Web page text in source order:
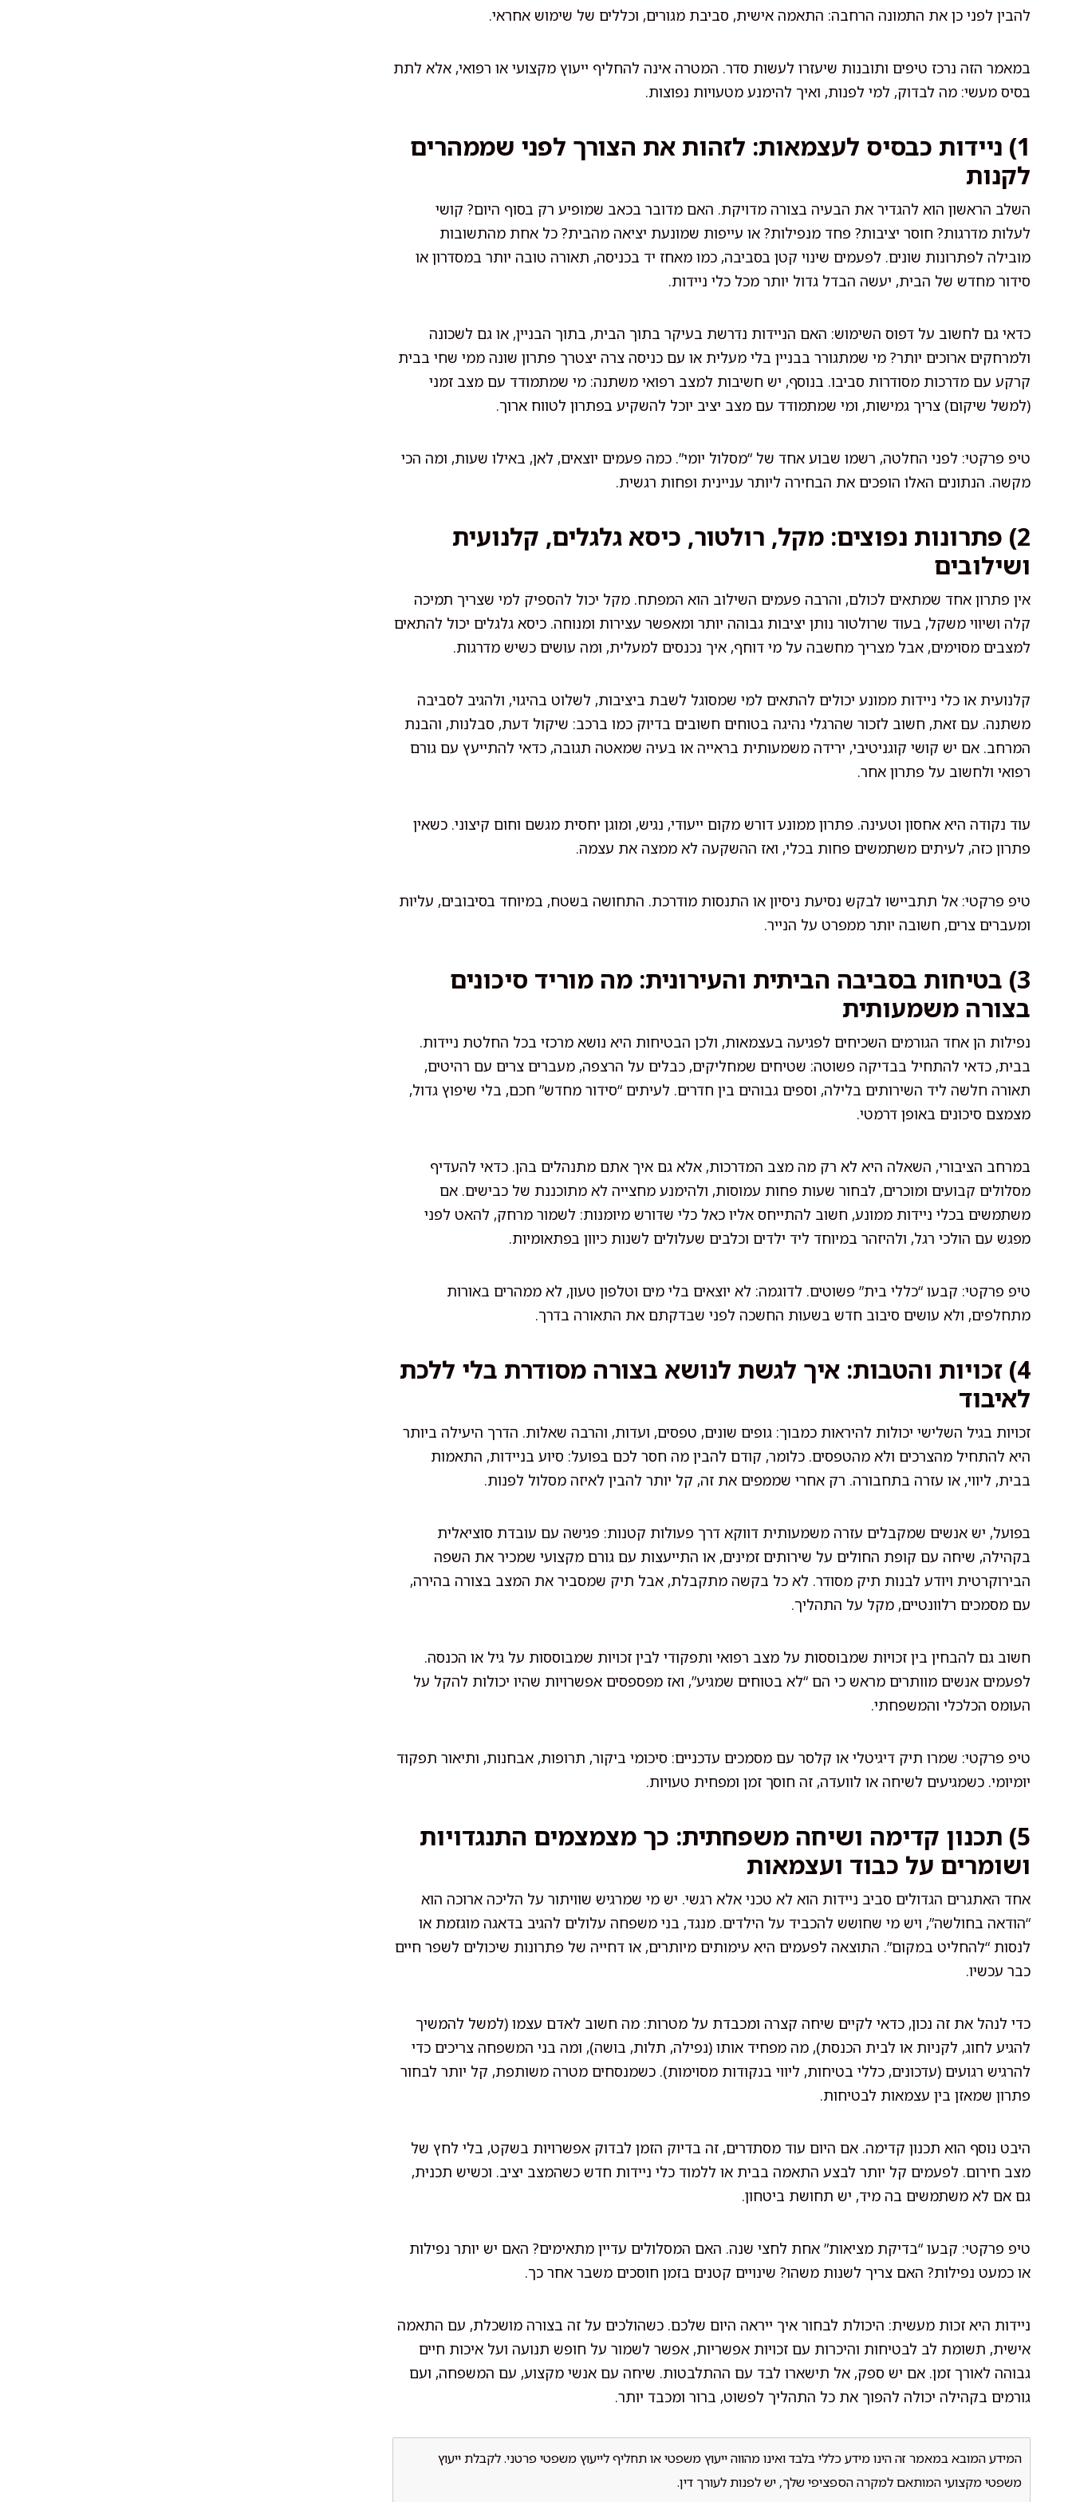
להבין לפני כן את התמונה הרחבה: התאמה אישית, סביבת מגורים, וכללים של שימוש אחראי.
במאמר הזה נרכז טיפים ותובנות שיעזרו לעשות סדר. המטרה אינה להחליף ייעוץ מקצועי או רפואי, אלא לתת
בסיס מעשי: מה לבדוק, למי לפנות, ואיך להימנע מטעויות נפוצות.
1) ניידות כבסיס לעצמאות: לזהות את הצורך לפני שממהרים
לקנות
השלב הראשון הוא להגדיר את הבעיה בצורה מדויקת. האם מדובר בכאב שמופיע רק בסוף היום? קושי
לעלות מדרגות? חוסר יציבות? פחד מנפילות? או עייפות שמונעת יציאה מהבית? כל אחת מהתשובות
מובילה לפתרונות שונים. לפעמים שינוי קטן בסביבה, כמו מאחז יד בכניסה, תאורה טובה יותר במסדרון או
סידור מחדש של הבית, יעשה הבדל גדול יותר מכל כלי ניידות.
כדאי גם לחשוב על דפוס השימוש: האם הניידות נדרשת בעיקר בתוך הבית, בתוך הבניין, או גם לשכונה
ולמרחקים ארוכים יותר? מי שמתגורר בבניין בלי מעלית או עם כניסה צרה יצטרך פתרון שונה ממי שחי בבית
קרקע עם מדרכות מסודרות סביבו. בנוסף, יש חשיבות למצב רפואי משתנה: מי שמתמודד עם מצב זמני
(למשל שיקום) צריך גמישות, ומי שמתמודד עם מצב יציב יוכל להשקיע בפתרון לטווח ארוך.
טיפ פרקטי: לפני החלטה, רשמו שבוע אחד של “מסלול יומי”. כמה פעמים יוצאים, לאן, באילו שעות, ומה הכי
מקשה. הנתונים האלו הופכים את הבחירה ליותר עניינית ופחות רגשית.
2) פתרונות נפוצים: מקל, רולטור, כיסא גלגלים, קלנועית
ושילובים
אין פתרון אחד שמתאים לכולם, והרבה פעמים השילוב הוא המפתח. מקל יכול להספיק למי שצריך תמיכה
קלה ושיווי משקל, בעוד שרולטור נותן יציבות גבוהה יותר ומאפשר עצירות ומנוחה. כיסא גלגלים יכול להתאים
למצבים מסוימים, אבל מצריך מחשבה על מי דוחף, איך נכנסים למעלית, ומה עושים כשיש מדרגות.
קלנועית או כלי ניידות ממונע יכולים להתאים למי שמסוגל לשבת ביציבות, לשלוט בהיגוי, ולהגיב לסביבה
משתנה. עם זאת, חשוב לזכור שהרגלי נהיגה בטוחים חשובים בדיוק כמו ברכב: שיקול דעת, סבלנות, והבנת
המרחב. אם יש קושי קוגניטיבי, ירידה משמעותית בראייה או בעיה שמאטה תגובה, כדאי להתייעץ עם גורם
רפואי ולחשוב על פתרון אחר.
עוד נקודה היא אחסון וטעינה. פתרון ממונע דורש מקום ייעודי, נגיש, ומוגן יחסית מגשם וחום קיצוני. כשאין
פתרון כזה, לעיתים משתמשים פחות בכלי, ואז ההשקעה לא ממצה את עצמה.
טיפ פרקטי: אל תתביישו לבקש נסיעת ניסיון או התנסות מודרכת. התחושה בשטח, במיוחד בסיבובים, עליות
ומעברים צרים, חשובה יותר ממפרט על הנייר.
3) בטיחות בסביבה הביתית והעירונית: מה מוריד סיכונים
בצורה משמעותית
נפילות הן אחד הגורמים השכיחים לפגיעה בעצמאות, ולכן הבטיחות היא נושא מרכזי בכל החלטת ניידות.
בבית, כדאי להתחיל בבדיקה פשוטה: שטיחים שמחליקים, כבלים על הרצפה, מעברים צרים עם רהיטים,
תאורה חלשה ליד השירותים בלילה, וספים גבוהים בין חדרים. לעיתים “סידור מחדש” חכם, בלי שיפוץ גדול,
מצמצם סיכונים באופן דרמטי.
במרחב הציבורי, השאלה היא לא רק מה מצב המדרכות, אלא גם איך אתם מתנהלים בהן. כדאי להעדיף
מסלולים קבועים ומוכרים, לבחור שעות פחות עמוסות, ולהימנע מחצייה לא מתוכננת של כבישים. אם
משתמשים בכלי ניידות ממונע, חשוב להתייחס אליו כאל כלי שדורש מיומנות: לשמור מרחק, להאט לפני
מפגש עם הולכי רגל, ולהיזהר במיוחד ליד ילדים וכלבים שעלולים לשנות כיוון בפתאומיות.
טיפ פרקטי: קבעו “כללי בית” פשוטים. לדוגמה: לא יוצאים בלי מים וטלפון טעון, לא ממהרים באורות
מתחלפים, ולא עושים סיבוב חדש בשעות החשכה לפני שבדקתם את התאורה בדרך.
4) זכויות והטבות: איך לגשת לנושא בצורה מסודרת בלי ללכת
לאיבוד
זכויות בגיל השלישי יכולות להיראות כמבוך: גופים שונים, טפסים, ועדות, והרבה שאלות. הדרך היעילה ביותר
היא להתחיל מהצרכים ולא מהטפסים. כלומר, קודם להבין מה חסר לכם בפועל: סיוע בניידות, התאמות
בבית, ליווי, או עזרה בתחבורה. רק אחרי שממפים את זה, קל יותר להבין לאיזה מסלול לפנות.
בפועל, יש אנשים שמקבלים עזרה משמעותית דווקא דרך פעולות קטנות: פגישה עם עובדת סוציאלית
בקהילה, שיחה עם קופת החולים על שירותים זמינים, או התייעצות עם גורם מקצועי שמכיר את השפה
הבירוקרטית ויודע לבנות תיק מסודר. לא כל בקשה מתקבלת, אבל תיק שמסביר את המצב בצורה בהירה,
עם מסמכים רלוונטיים, מקל על התהליך.
חשוב גם להבחין בין זכויות שמבוססות על מצב רפואי ותפקודי לבין זכויות שמבוססות על גיל או הכנסה.
לפעמים אנשים מוותרים מראש כי הם “לא בטוחים שמגיע”, ואז מפספסים אפשרויות שהיו יכולות להקל על
העומס הכלכלי והמשפחתי.
טיפ פרקטי: שמרו תיק דיגיטלי או קלסר עם מסמכים עדכניים: סיכומי ביקור, תרופות, אבחנות, ותיאור תפקוד
יומיומי. כשמגיעים לשיחה או לוועדה, זה חוסך זמן ומפחית טעויות.
5) תכנון קדימה ושיחה משפחתית: כך מצמצמים התנגדויות
ושומרים על כבוד ועצמאות
אחד האתגרים הגדולים סביב ניידות הוא לא טכני אלא רגשי. יש מי שמרגיש שוויתור על הליכה ארוכה הוא
“הודאה בחולשה”, ויש מי שחושש להכביד על הילדים. מנגד, בני משפחה עלולים להגיב בדאגה מוגזמת או
לנסות “להחליט במקום”. התוצאה לפעמים היא עימותים מיותרים, או דחייה של פתרונות שיכולים לשפר חיים
כבר עכשיו.
כדי לנהל את זה נכון, כדאי לקיים שיחה קצרה ומכבדת על מטרות: מה חשוב לאדם עצמו (למשל להמשיך
להגיע לחוג, לקניות או לבית הכנסת), מה מפחיד אותו (נפילה, תלות, בושה), ומה בני המשפחה צריכים כדי
להרגיש רגועים (עדכונים, כללי בטיחות, ליווי בנקודות מסוימות). כשמנסחים מטרה משותפת, קל יותר לבחור
פתרון שמאזן בין עצמאות לבטיחות.
היבט נוסף הוא תכנון קדימה. אם היום עוד מסתדרים, זה בדיוק הזמן לבדוק אפשרויות בשקט, בלי לחץ של
מצב חירום. לפעמים קל יותר לבצע התאמה בבית או ללמוד כלי ניידות חדש כשהמצב יציב. וכשיש תכנית,
גם אם לא משתמשים בה מיד, יש תחושת ביטחון.
טיפ פרקטי: קבעו “בדיקת מציאות” אחת לחצי שנה. האם המסלולים עדיין מתאימים? האם יש יותר נפילות
או כמעט נפילות? האם צריך לשנות משהו? שינויים קטנים בזמן חוסכים משבר אחר כך.
ניידות היא זכות מעשית: היכולת לבחור איך ייראה היום שלכם. כשהולכים על זה בצורה מושכלת, עם התאמה
אישית, תשומת לב לבטיחות והיכרות עם זכויות אפשריות, אפשר לשמור על חופש תנועה ועל איכות חיים
גבוהה לאורך זמן. אם יש ספק, אל תישארו לבד עם ההתלבטות. שיחה עם אנשי מקצוע, עם המשפחה, ועם
גורמים בקהילה יכולה להפוך את כל התהליך לפשוט, ברור ומכבד יותר.
המידע המובא במאמר זה הינו מידע כללי בלבד ואינו מהווה ייעוץ משפטי או תחליף לייעוץ משפטי פרטני. לקבלת ייעוץ
משפטי מקצועי המותאם למקרה הספציפי שלך, יש לפנות לעורך דין.